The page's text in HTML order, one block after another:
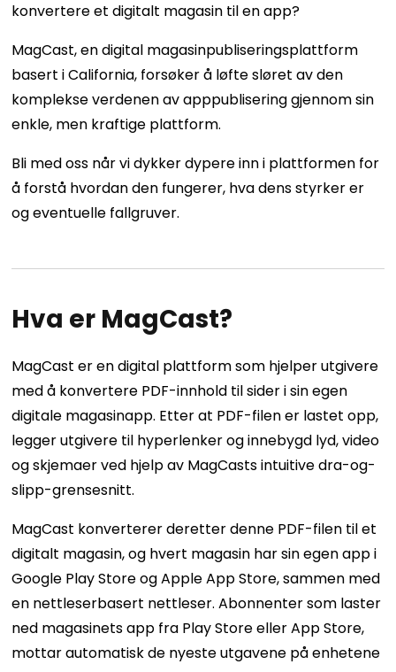
konvertere et digitalt magasin til en app?
MagCast, en digital magasinpubliseringsplattform
basert i California, forsøker å løfte sløret av den
komplekse verdenen av apppublisering gjennom sin
enkle, men kraftige plattform.
Bli med oss ​​når vi dykker dypere inn i plattformen for
å forstå hvordan den fungerer, hva dens styrker er
og eventuelle fallgruver.
Hva er MagCast?
MagCast er en digital plattform som hjelper utgivere
med å konvertere PDF-innhold til sider i sin egen
digitale magasinapp. Etter at PDF-filen er lastet opp,
legger utgivere til hyperlenker og innebygd lyd, video
og skjemaer ved hjelp av MagCasts intuitive dra-og-
slipp-grensesnitt.
MagCast konverterer deretter denne PDF-filen til et
digitalt magasin, og hvert magasin har sin egen app i
Google Play Store og Apple App Store, sammen med
en nettleserbasert nettleser. Abonnenter som laster
ned magasinets app fra Play Store eller App Store,
mottar automatisk de nyeste utgavene på enhetene